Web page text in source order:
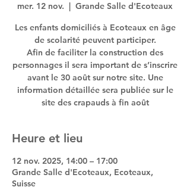
mer. 12 nov.
  |
Grande Salle d'Ecoteaux
Les enfants domiciliés à Ecoteaux en âge
de scolarité peuvent participer.
Afin de faciliter la construction des
personnages il sera important de s’inscrire
avant le 30 août sur notre site. Une
information détaillée sera publiée sur le
site des crapauds à fin août
Heure et lieu
12 nov. 2025, 14:00 – 17:00
Grande Salle d'Ecoteaux, Ecoteaux,
Suisse